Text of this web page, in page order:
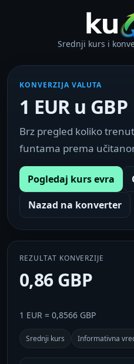
Srednji kurs i
KONVERZIJA VALUTA
1 EUR u GBP
Brz pregled koliko
funtama prema
Pogledaj kurs evra
Nazad na konverter
REZULTAT KONVERZIJE
0,86 GBP
1 EUR = 0,8566 GBP
Srednji kurs Informativna